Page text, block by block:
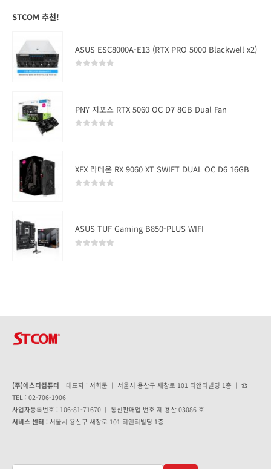
STCOM 추천!
ASUS ESC8000A-E13 (RTX PRO 5000 Blackwell x2)
PNY 지포스 RTX 5060 OC D7 8GB Dual Fan
XFX 라데온 RX 9060 XT SWIFT DUAL OC D6 16GB
ASUS TUF Gaming B850-PLUS WIFI
(주)에스티컴퓨터 대표자 : 서희문 ㅣ 서울시 용산구 새창로 101 티앤티빌딩 1층 ㅣ ☎
TEL : 02-706-1906
사업자등록번호 : 106-81-71670 ㅣ 통신판매업 번호 제 용산 03086 호
서비스 센터 : 서울시 용산구 새창로 101 티앤티빌딩 1층